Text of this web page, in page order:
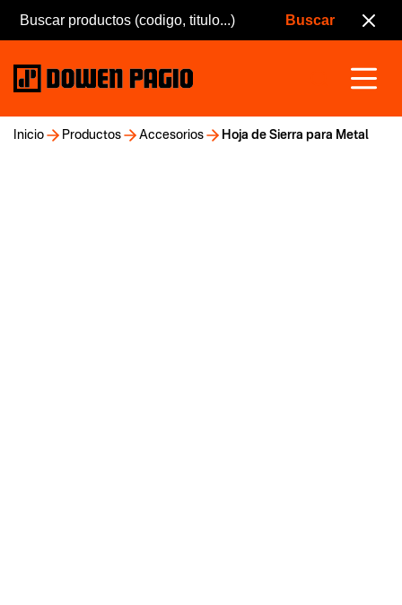
Inicio Productos Accesorios Hoja de Sierra para Metal